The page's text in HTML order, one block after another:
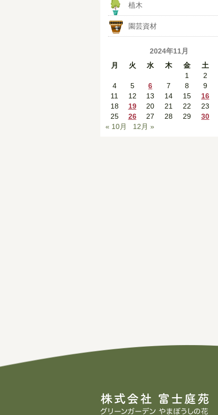
植木
園芸資材
2024年11月
月
火 水 木 金 土
1
2
4
5 6 7 8 9
11
12 13 14 15 16
18
19 20 21 22 23
25
26 27 28 29
30
« 10月
12月 »